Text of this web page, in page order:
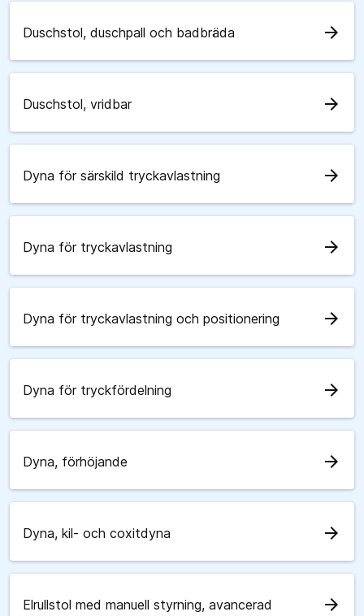
Duschstol, duschpall och badbräda arrow_forward
Duschstol, vridbar arrow_forward
Dyna för särskild tryckavlastning arrow_forward
Dyna för tryckavlastning arrow_forward
Dyna för tryckavlastning och positionering arrow_forward
Dyna för tryckfördelning arrow_forward
Dyna, förhöjande arrow_forward
Dyna, kil- och coxitdyna arrow_forward
Elrullstol med manuell styrning, avancerad arrow_forward